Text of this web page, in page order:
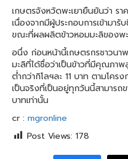
เกษตรจังหวัดพะเยายืนยันว่า รา
เนื่องจากมีผู้ประกอบการเข้ามารั
ขณะที่ผลผลิตข้าวหอมมะลิของพ
อนึ่ง ก่อนหน้านี้เกษตรกรชาวนาพ
มะลิที่ได้ชื่อว่าเป็นข้าวที่มีคุณภาพ
ต่ำกว่ากิโลฯละ 11 บาท ตามโคร
เป็นจริงที่เป็นอยู่ทุกวันนี้สามารถข
บาทเท่านั้น
cr : mgronline
Post Views: 178